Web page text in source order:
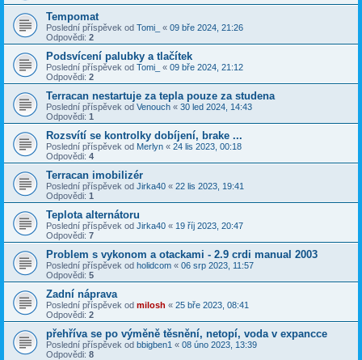
Tempomat
Poslední příspěvek od Tomi_ « 09 bře 2024, 21:26
Odpovědi: 2
Podsvícení palubky a tlačítek
Poslední příspěvek od Tomi_ « 09 bře 2024, 21:12
Odpovědi: 2
Terracan nestartuje za tepla pouze za studena
Poslední příspěvek od Venouch « 30 led 2024, 14:43
Odpovědi: 1
Rozsvítí se kontrolky dobíjení, brake ...
Poslední příspěvek od Merlyn « 24 lis 2023, 00:18
Odpovědi: 4
Terracan imobilizér
Poslední příspěvek od Jirka40 « 22 lis 2023, 19:41
Odpovědi: 1
Teplota alternátoru
Poslední příspěvek od Jirka40 « 19 říj 2023, 20:47
Odpovědi: 7
Problem s vykonom a otackami - 2.9 crdi manual 2003
Poslední příspěvek od holidcom « 06 srp 2023, 11:57
Odpovědi: 5
Zadní náprava
Poslední příspěvek od milosh « 25 bře 2023, 08:41
Odpovědi: 2
přehříva se po výměně těsnění, netopí, voda v expancce
Poslední příspěvek od bbigben1 « 08 úno 2023, 13:39
Odpovědi: 8